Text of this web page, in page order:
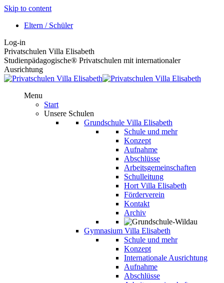
Skip to content
Eltern / Schüler
Log-in
Privatschulen Villa Elisabeth
Studienpädagogische® Privatschulen mit internationaler
Ausrichtung
Menu
Start
Unsere Schulen
Grundschule Villa Elisabeth
Schule und mehr
Konzept
Aufnahme
Abschlüsse
Arbeitsgemeinschaften
Schulleitung
Hort Villa Elisabeth
Förderverein
Kontakt
Archiv
Gymnasium Villa Elisabeth
Schule und mehr
Konzept
Internationale Ausrichtung
Aufnahme
Abschlüsse